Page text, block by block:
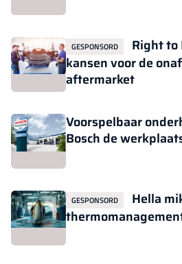
GESPONSORD
Right to
kansen voor de
aftermarket
Voorspelbaar
Bosch de
GESPONSORD
Hella